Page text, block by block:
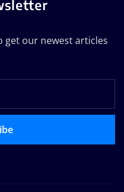
our newest articles